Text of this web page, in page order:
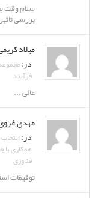
سلام وقت
بررسی
میلاد
در:
فرآیند
عالی ...
مهدی
در:
فناوری
توفیقات